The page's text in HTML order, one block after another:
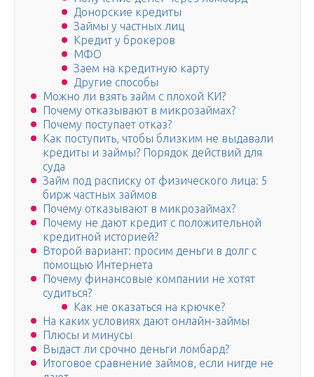
Донорские кредиты
Займы у частных лиц
Кредит у брокеров
МФО
Заем на кредитную карту
Другие способы
Можно ли взять займ с плохой КИ?
Почему отказывают в микрозаймах?
Почему поступает отказ?
Как поступить, чтобы близким не выдавали
кредиты и займы? Порядок действий для
суда
Займ под расписку от физического лица: 5
бирж частных займов
Почему отказывают в микрозаймах?
Почему не дают кредит с положительной
кредитной историей?
Второй вариант: просим деньги в долг с
помощью Интернета
Почему финансовые компании не хотят
судиться?
Как не оказаться на крючке?
На каких условиях дают онлайн-займы
Плюсы и минусы
Выдаст ли срочно деньги ломбард?
Итоговое сравнение займов, если нигде не